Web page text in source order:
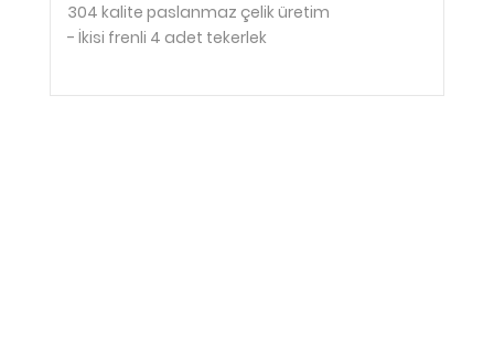
304 kalite paslanmaz çelik üretim
- İkisi frenli 4 adet tekerlek